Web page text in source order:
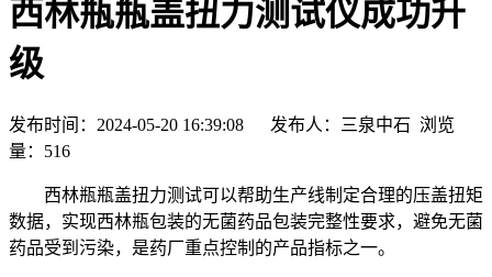
西林瓶瓶盖扭力测试仪成功升
级
发布时间：2024-05-20 16:39:08 发布人：三泉中石 浏览
量： 516
西林瓶瓶盖扭力测试可以帮助生产线制定合理的压盖扭矩
数据，实现西林瓶包装的无菌药品包装完整性要求，避免无菌
药品受到污染，是药厂重点控制的产品指标之一。